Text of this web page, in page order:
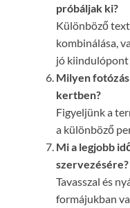
próbáljak ki?
Különböző
kombinálása,
jó kiindulópont
Milyen
kertben?
Figyeljünk a
a különböző
Mi a legjobb
szervezésére?
Tavasszal és
formájukban